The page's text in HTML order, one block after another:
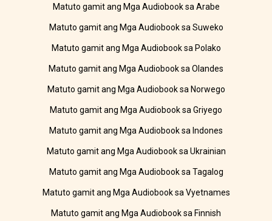
Matuto gamit ang Mga Audiobook sa Arabe
Matuto gamit ang Mga Audiobook sa Suweko
Matuto gamit ang Mga Audiobook sa Polako
Matuto gamit ang Mga Audiobook sa Olandes
Matuto gamit ang Mga Audiobook sa Norwego
Matuto gamit ang Mga Audiobook sa Griyego
Matuto gamit ang Mga Audiobook sa Indones
Matuto gamit ang Mga Audiobook sa Ukrainian
Matuto gamit ang Mga Audiobook sa Tagalog
Matuto gamit ang Mga Audiobook sa Vyetnames
Matuto gamit ang Mga Audiobook sa Finnish